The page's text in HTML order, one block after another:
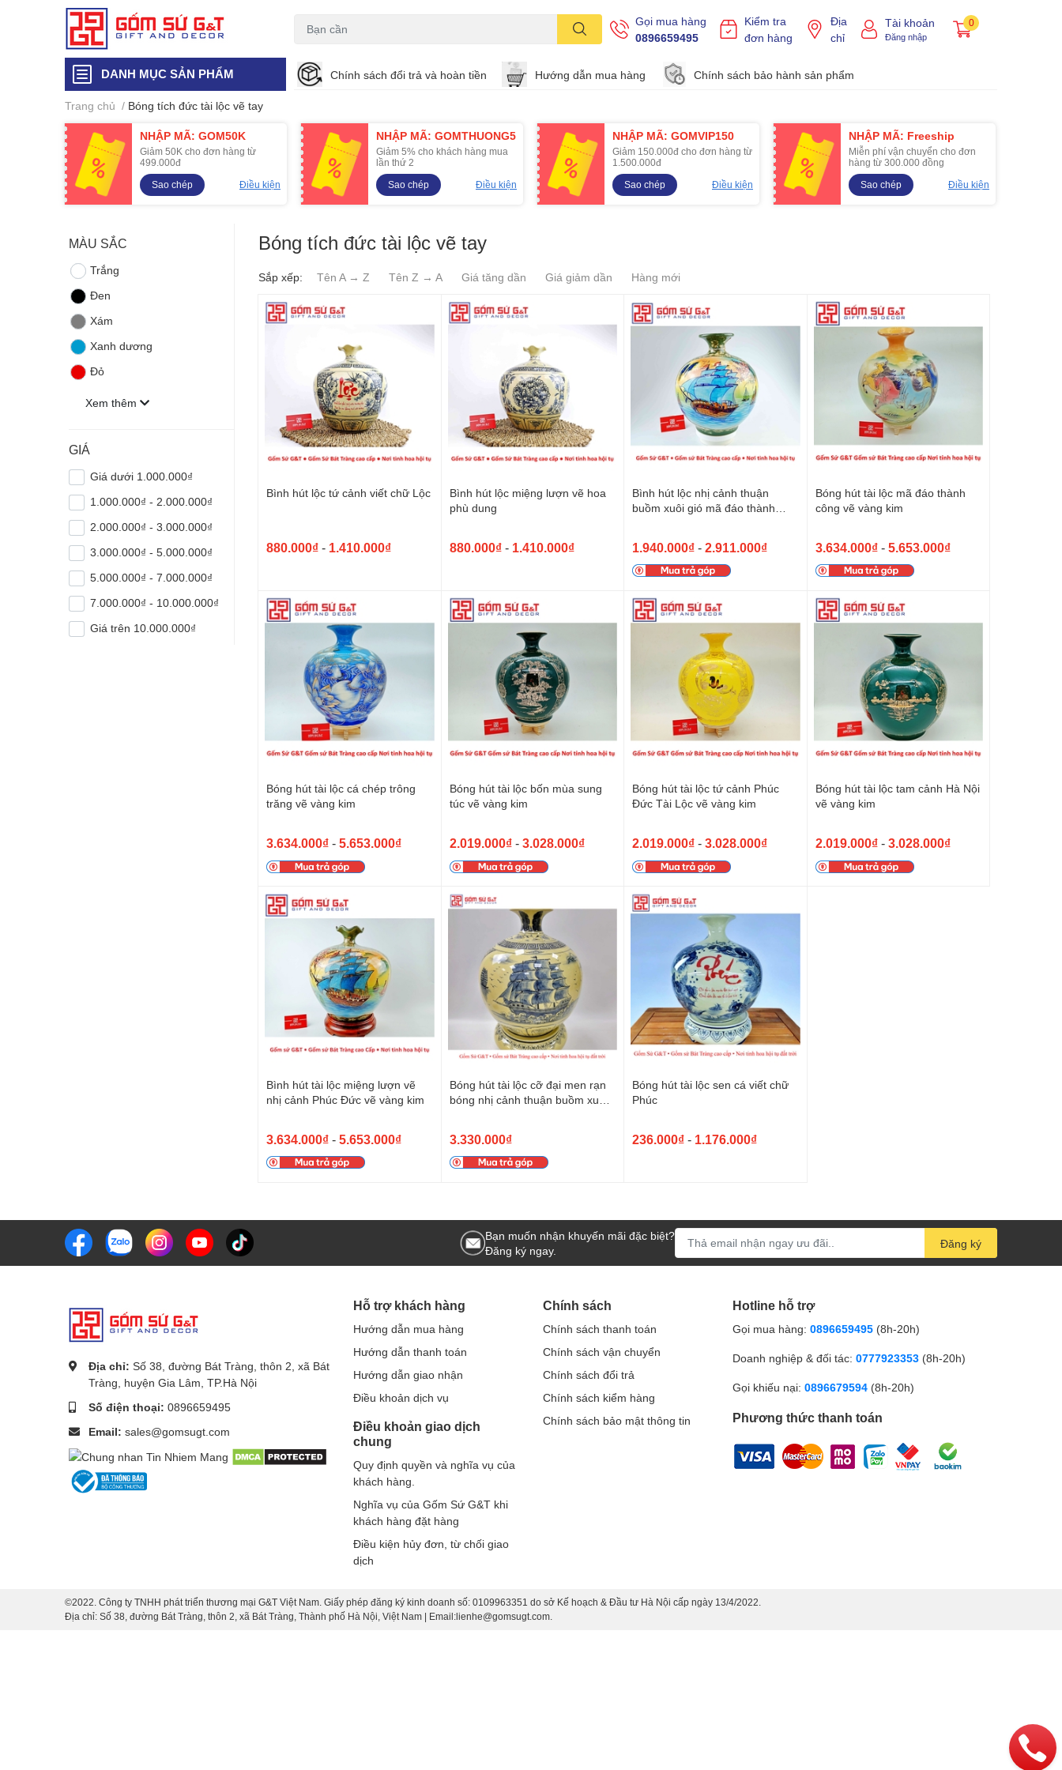
Gọi mua hàng
0896659495
Kiểm tra
đơn hàng
Địa
chỉ
Tài khoản
Đăng nhập
0
DANH MỤC SẢN PHẨM Chính sách đổi trả và hoàn tiền Hướng dẫn mua hàng Chính sách bảo hành sản phẩm
Trang chủ / Bóng tích đức tài lộc vẽ tay
NHẬP MÃ: GOM50K
Giảm 50K cho đơn hàng từ
499.000đ
Sao chép
Điều kiện
NHẬP MÃ: GOMTHUONG5
Giảm 5% cho khách hàng mua
lần thứ 2
Sao chép
Điều kiện
NHẬP MÃ: GOMVIP150
Giảm 150.000đ cho đơn hàng từ
1.500.000đ
Sao chép
Điều kiện
NHẬP MÃ: Freeship
Miễn phí vận chuyển cho đơn
hàng từ 300.000 đồng
Sao chép
Điều kiện
MÀU SẮC
Trắng
Đen
Xám
Xanh dương
Đỏ
Xem thêm
GIÁ
Giá dưới 1.000.000₫
1.000.000₫ - 2.000.000₫
2.000.000₫ - 3.000.000₫
3.000.000₫ - 5.000.000₫
5.000.000₫ - 7.000.000₫
7.000.000₫ - 10.000.000₫
Giá trên 10.000.000₫
Bóng tích đức tài lộc vẽ tay
Sắp xếp: Tên A → Z Tên Z → A Giá tăng dần Giá giảm dần Hàng mới
Bình hút lộc tứ cảnh viết chữ Lộc
880.000₫ - 1.410.000₫
Bình hút lộc miệng lượn vẽ hoa
phù dung
880.000₫- 1.410.000₫
Bình hút lộc nhị cảnh thuận
buồm xuôi gió mã đáo thành
1.940.000₫ - 2.911.000₫
Bóng hút tài lộc mã đáo thành
công vẽ vàng kim
3.634.000₫- 5.653.000₫
Bóng hút tài lộc cá chép trông
trăng vẽ vàng kim
3.634.000₫ - 5.653.000₫
Bóng hút tài lộc bốn mùa sung
túc vẽ vàng kim
2.019.000₫- 3.028.000₫
Bóng hút tài lộc tứ cảnh Phúc
Đức Tài Lộc vẽ vàng kim
2.019.000₫ - 3.028.000₫
Bóng hút tài lộc tam cảnh Hà Nội
vẽ vàng kim
2.019.000₫- 3.028.000₫
Bình hút tài lộc miệng lượn vẽ
nhị cảnh Phúc Đức vẽ vàng kim
3.634.000₫ - 5.653.000₫
Bóng hút tài lộc cỡ đại men rạn
bóng nhị cảnh thuận buồm xuôi
3.330.000₫
Bóng hút tài lộc sen cá viết chữ
Phúc
236.000₫ - 1.176.000₫
Bạn muốn nhận khuyến mãi đặc biệt?
Đăng ký ngay.
Đăng ký
Địa chỉ: Số 38, đường Bát Tràng, thôn 2, xã Bát
Tràng, huyện Gia Lâm, TP.Hà Nội
Số điện thoại: 0896659495
Email: sales@gomsugt.com
Hỗ trợ khách hàng
Hướng dẫn mua hàng
Hướng dẫn thanh toán
Hướng dẫn giao nhận
Điều khoản dịch vụ
Điều khoản giao dịch
chung
Quy định quyền và nghĩa vụ của
khách hàng.
Nghĩa vụ của Gốm Sứ G&T khi
khách hàng đặt hàng
Điều kiện hủy đơn, từ chối giao
dịch
Chính sách
Chính sách thanh toán
Chính sách vận chuyển
Chính sách đổi trả
Chính sách kiểm hàng
Chính sách bảo mật thông tin
Hotline hỗ trợ
Gọi mua hàng: 0896659495 (8h-20h)
Doanh nghiệp & đối tác: 0777923353 (8h-20h)
Gọi khiếu nại: 0896679594 (8h-20h)
Phương thức thanh toán
©2022. Công ty TNHH phát triển thương mại G&T Việt Nam. Giấy phép đăng ký kinh doanh số: 0109963351 do sở Kế hoạch & Đầu tư Hà Nội cấp ngày 13/4/2022.
Địa chỉ: Số 38, đường Bát Tràng, thôn 2, xã Bát Tràng, Thành phố Hà Nội, Việt Nam | Email:lienhe@gomsugt.com.